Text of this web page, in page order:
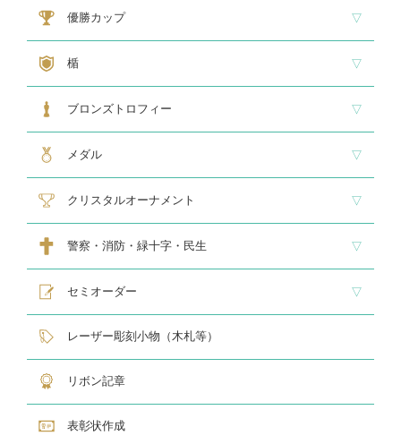
大型トロフィー
中型トロフィー１
中型トロフィー２
小型トロフィー
メダル交換式トロフィー
ペナント優勝カップ
大型・高級カップ
レリーフ交換式カップ
スタンダードカップ
デザインカップ
ゴルフ専用カップ
オニックスカップ
ガラスカップ
カラーカップ
ゴールドカップ
プラスチックカップ
ペナント
楯
スタンダード楯１
スタンダード楯２
スタンダード楯３
ゴルフ・野球・サッカー
その他スポーツ、文化系専用楯
メダル・レリーフ交換式楯
ハローキティ楯
ブロンズトロフィー
スタンダードブロンズ
各種専用ブロンズ
ゴルフ専用ブロンズ
メダル・レリーフ交換式ブロンズ
ハローキティブロンズ
メダル
スタンダードメダル
大きなメダル(70mmφ～)
レリーフ式勲章型メダル
オリジナルメダル
メダルケース
クリスタルオーナメント
スタンダードクリスタル１
スタンダードクリスタル２
ゴルフ専用クリスタル
警察・消防・緑十字・民生
レリーフ交換式各種
民生・緑十字専用楯
自衛隊専用
警察消防関連メダル
セミオーダー
サンドブラスト
レーザー彫刻楯
フルカラーダイレクトプリント
インクジェットプリントエポ
オリジナル木札
レーザー彫刻小物（木札等）
リボン記章
表彰状作成